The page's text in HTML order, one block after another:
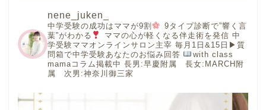
nene_juken_
中学受験の成功はママが9割
9タイプ診断で”響く言
葉”がわかる
ママの心が軽くなる伴走術を発信 中
学受験ママオンラインサロン主宰 毎月1日&15日▶︎質
問箱で中学受験あなたのお悩み回答
with class
mamaコラム掲載中 長男:早慶附属 長女:MARCH附
属 次男:神奈川御三家